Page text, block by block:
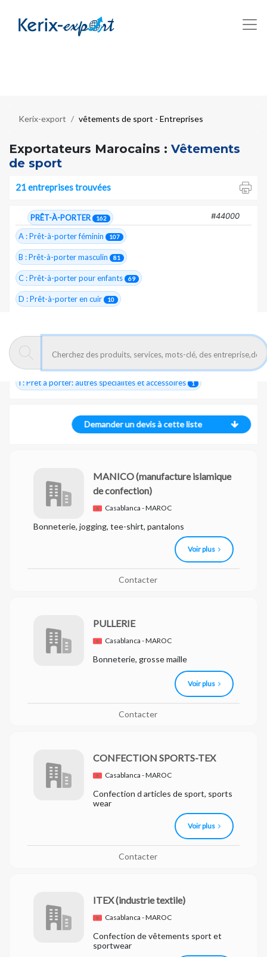
Kerix-export vêtements de sport - Entreprises
Exportateurs Marocains : Vêtements
de sport
21 entreprises trouvées
PRÊT-À-PORTER 162 #44000
A : Prêt-à-porter féminin 107
B : Prêt-à-porter masculin 81
C : Prêt-à-porter pour enfants 69
D : Prêt-à-porter en cuir 10
F : Vêtements de sport
G : Jeans, sportswear
I : Prêt à porter: autres spécialités et accessoires 1
Demander un devis à cette liste
MANICO(manufacture islamique
de confection)
Casablanca - MAROC
Bonneterie, jogging, tee-shirt, pantalons
Voir plus
Contacter
PULLERIE
Casablanca - MAROC
Bonneterie, grosse maille
Voir plus
Contacter
CONFECTION SPORTS-TEX
Casablanca - MAROC
Confection d articles de sport, sports
wear
Voir plus
Contacter
ITEX(industrie textile)
Casablanca - MAROC
Confection de vêtements sport et
sportwear